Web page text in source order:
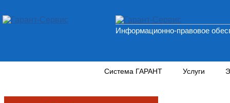
Информационно-правовое
Система ГАРАНТ Услуги